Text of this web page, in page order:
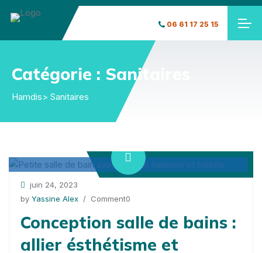
06 61 17 25 15
Catégorie : Sanitaires
Hamdis> Sanitaires
juin 24, 2023
by Yassine Alex / Comment0
Conception salle de bains :
allier ésthétisme et